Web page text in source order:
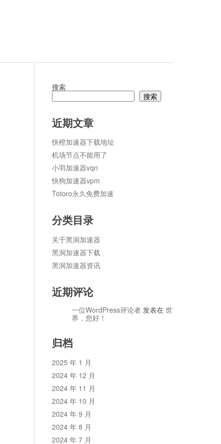
搜索
搜索
近期文章
快橙加速器下载地址
机场节点不能用了
小羽加速器vqn
快狗加速器vpm
Totoro永久免费加速
分类目录
关于黑洞加速器
黑洞加速器下载
黑洞加速器资讯
近期评论
一位WordPress评论者 发表在 世
界，您好！
归档
2025 年 1 月
2024 年 12 月
2024 年 11 月
2024 年 10 月
2024 年 9 月
2024 年 8 月
2024 年 7 月